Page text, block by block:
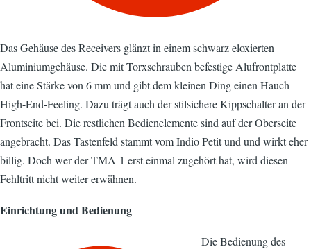
Das Gehäuse des Receivers glänzt in einem schwarz eloxierten
Aluminiumgehäuse. Die mit Torxschrauben befestige Alufrontplatte
hat eine Stärke von 6 mm und gibt dem kleinen Ding einen Hauch
High-End-Feeling. Dazu trägt auch der stilsichere Kippschalter an der
Frontseite bei. Die restlichen Bedienelemente sind auf der Oberseite
angebracht. Das Tastenfeld stammt vom Indio Petit und und wirkt eher
billig. Doch wer der TMA-1 erst einmal zugehört hat, wird diesen
Fehltritt nicht weiter erwähnen.
Einrichtung und Bedienung
Die Bedienung des